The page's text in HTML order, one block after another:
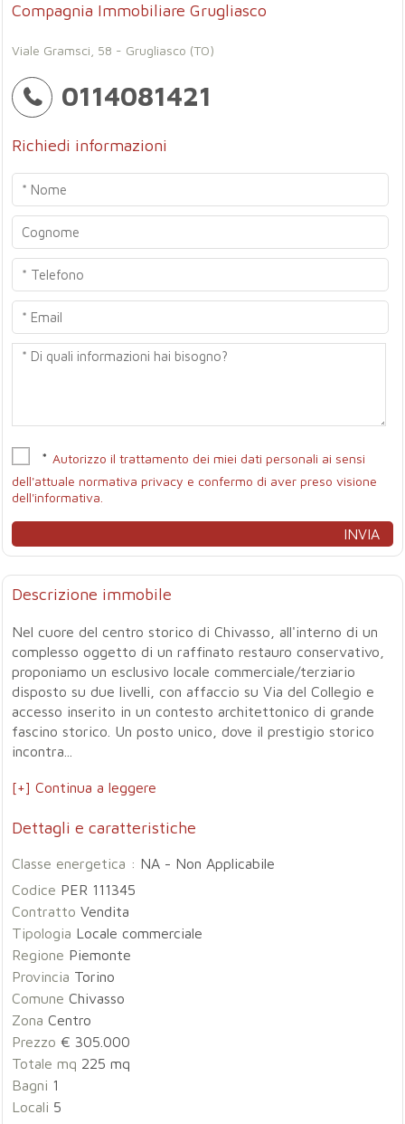
Compagnia Immobiliare Grugliasco
Viale Gramsci, 58 - Grugliasco (TO)
0114081421
Richiedi informazioni
*Autorizzo il trattamento dei miei dati personali ai sensi
dell'attuale normativa privacy e confermo di aver preso visione
dell'informativa.
Descrizione immobile
Nel cuore del centro storico di Chivasso, all'interno di un
complesso oggetto di un raffinato restauro conservativo,
proponiamo un esclusivo locale commerciale/terziario
disposto su due livelli, con affaccio su Via del Collegio e
accesso inserito in un contesto architettonico di grande
fascino storico. Un posto unico, dove il prestigio storico
incontra...
[+] Continua a leggere
Dettagli e caratteristiche
Classe energetica : NA - Non Applicabile
Codice PER 111345
Contratto Vendita
Tipologia Locale commerciale
Regione Piemonte
Provincia Torino
Comune Chivasso
Zona Centro
Prezzo € 305.000
Totale mq 225 mq
Bagni 1
Locali 5